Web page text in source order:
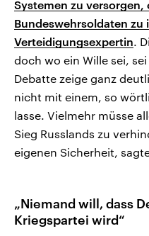
Systemen zu versorgen,
Bundeswehrsoldaten
Verteidigungsexpertin.
doch wo ein Wille sei,
Debatte zeige ganz
nicht mit einem, so
lasse. Vielmehr müsse
Sieg Russlands zu
eigenen Sicherheit,
„Niemand will, dass
Kriegspartei wird“